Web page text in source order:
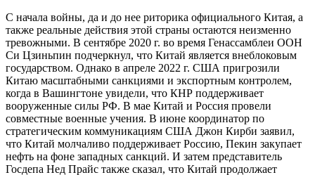
С начала войны, да и до нее риторика официального Китая, а
также реальные действия этой страны остаются неизменно
тревожными. В сентябре 2020 г. во время Генассамблеи ООН
Си Цзиньпин подчеркнул, что Китай является внеблоковым
государством. Однако в апреле 2022 г. США пригрозили
Китаю масштабными санкциями и экспортным контролем,
когда в Вашингтоне увидели, что КНР поддерживает
вооруженные силы РФ. В мае Китай и Россия провели
совместные военные учения. В июне координатор по
стратегическим коммуникациям США Джон Кирби заявил,
что Китай молчаливо поддерживает Россию, Пекин закупает
нефть на фоне западных санкций. И затем представитель
Госдепа Нед Прайс также сказал, что Китай продолжает